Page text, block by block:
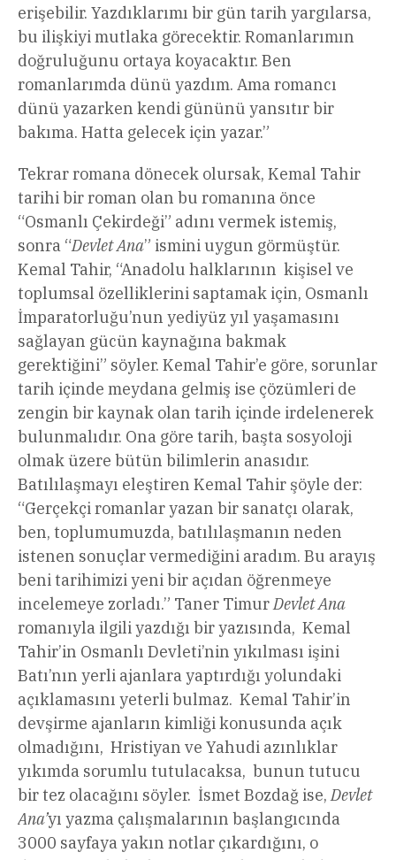
erişebilir. Yazdıklarımı bir gün tarih yargılarsa,
bu ilişkiyi mutlaka görecektir. Romanlarımın
doğruluğunu ortaya koyacaktır. Ben
romanlarımda dünü yazdım. Ama romancı
dünü yazarken kendi gününü yansıtır bir
bakıma. Hatta gelecek için yazar.”
Tekrar romana dönecek olursak, Kemal Tahir
tarihi bir roman olan bu romanına önce
“Osmanlı Çekirdeği” adını vermek istemiş,
sonra “Devlet Ana” ismini uygun görmüştür.
Kemal Tahir, “Anadolu halklarının kişisel ve
toplumsal özelliklerini saptamak için, Osmanlı
İmparatorluğu’nun yediyüz yıl yaşamasını
sağlayan gücün kaynağına bakmak
gerektiğini” söyler. Kemal Tahir’e göre, sorunlar
tarih içinde meydana gelmiş ise çözümleri de
zengin bir kaynak olan tarih içinde irdelenerek
bulunmalıdır. Ona göre tarih, başta sosyoloji
olmak üzere bütün bilimlerin anasıdır.
Batılılaşmayı eleştiren Kemal Tahir şöyle der:
“Gerçekçi romanlar yazan bir sanatçı olarak,
ben, toplumumuzda, batılılaşmanın neden
istenen sonuçlar vermediğini aradım. Bu arayış
beni tarihimizi yeni bir açıdan öğrenmeye
incelemeye zorladı.” Taner TimurDevlet Ana
romanıyla ilgili yazdığı bir yazısında, Kemal
Tahir’in Osmanlı Devleti’nin yıkılması işini
Batı’nın yerli ajanlara yaptırdığı yolundaki
açıklamasını yeterli bulmaz. Kemal Tahir’in
devşirme ajanların kimliği konusunda açık
olmadığını, Hristiyan ve Yahudi azınlıklar
yıkımda sorumlu tutulacaksa, bunun tutucu
bir tez olacağını söyler. İsmet Bozdağ ise,Devlet
Ana’yı yazma çalışmalarının başlangıcında
3000 sayfaya yakın notlar çıkardığını, o